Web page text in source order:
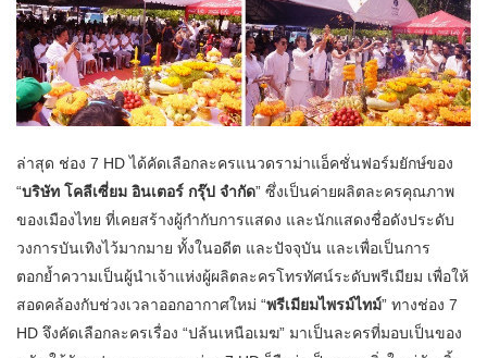
ล่าสุด ช่อง 7 HD ได้คัดเลือกละครแนวดราม่าแอ็คชั่นฟอร์มยักษ์ของ
“บริษัท โคลีเซี่ยม อินเตอร์ กรุ๊ป จำกัด” ซึ่งเป็นค่ายผลิตละครคุณภาพ
ของเมืองไทย ที่เคยสร้างผู้กำกับการแสดง และนักแสดงชื่อดังประดับ
วงการบันเทิงไว้มากมาย ทั้งในอดีต และปัจจุบัน และเพื่อเป็นการ
ตอกย้ำความเป็นผู้นำเจ้าแห่งผู้ผลิตละครโทรทัศน์ระดับพรีเมียม เพื่อให้
สอดคล้องกับช่วงเวลาออกอากาศใหม่ “พรีเมียมไพรม์ไทม์” ทางช่อง 7
HD จึงคัดเลือกละครเรื่อง “ปล้นเหนือเมฆ” มาเป็นละครที่มอบเป็นของ